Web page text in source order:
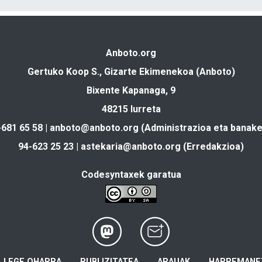
Anboto.org
Gertuko Koop S., Gizarte Ekimenekoa (Anboto)
Bixente Kapanaga, 9
48215 Iurreta
65 58 | anboto@anboto.org (Administrazioa eta
94-623 25 23 | astekaria@anboto.org (Erredakzioa)
Codesyntaxek garatua